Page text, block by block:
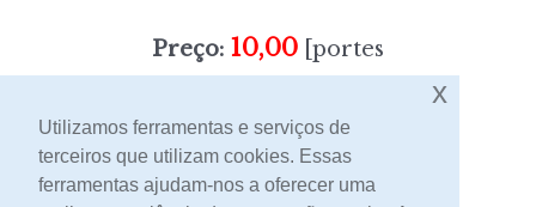
Preço: 10,00 [portes
Contacto
Utilizamos ferramentas e serviços de
terceiros que utilizam cookies. Essas
ferramentas ajudam-nos a oferecer uma
x